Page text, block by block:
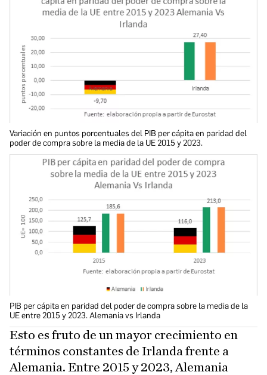
Variación en puntos porcentuales del PIB per cápita en paridad del
poder de compra sobre la media de la UE 2015 y 2023.
PIB per cápita en paridad del poder de compra sobre la media de la
UE entre 2015 y 2023. Alemania vs Irlanda
Esto es fruto de un mayor crecimiento en
términos constantes de Irlanda frente a
Alemania. Entre 2015 y 2023, Alemania